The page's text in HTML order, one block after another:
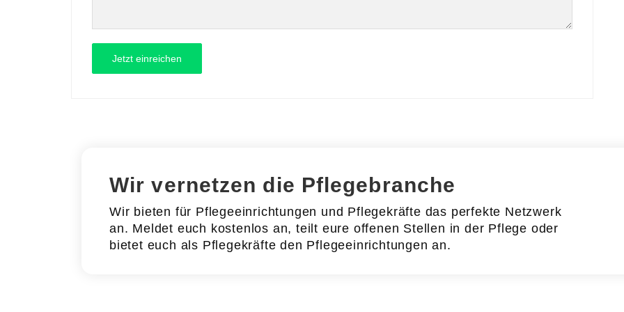
Wir vernetzen die Pflegebranche
Wir bieten für Pflegeeinrichtungen und Pflegekräfte das perfekte Netzwerk
an. Meldet euch kostenlos an, teilt eure offenen Stellen in der Pflege oder
bietet euch als Pflegekräfte den Pflegeeinrichtungen an.